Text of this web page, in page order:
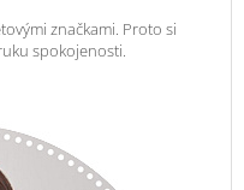
značkami. Proto si
spokojenosti.